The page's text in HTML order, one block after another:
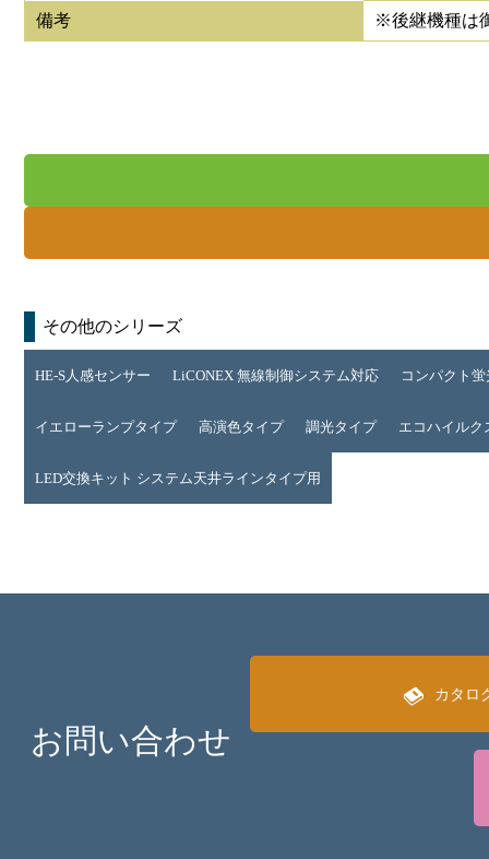
備考 ※後継機種は
その他のシリーズ
HE-S人感センサー LiCONEX 無線制御システム対応 コンパクト
イエローランプタイプ 高演色タイプ 調光タイプ エコハイルク
LED交換キット システム天井ラインタイプ用
お問い合わせ
カタロ